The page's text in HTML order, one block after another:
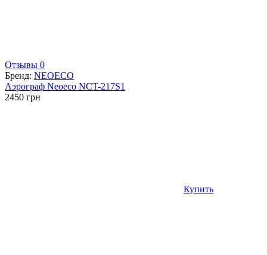
Отзывы 0
Бренд: NEOECO
Аэрограф Neoeco NCT-217S1
2450 грн
Купить